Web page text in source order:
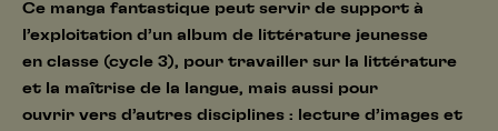
Ce manga fantastique peut servir de support à
l’exploitation d’un album de littérature jeunesse
en classe (cycle 3), pour travailler sur la littérature
et la maîtrise de la langue, mais aussi pour
ouvrir vers d’autres disciplines : lecture d’images et